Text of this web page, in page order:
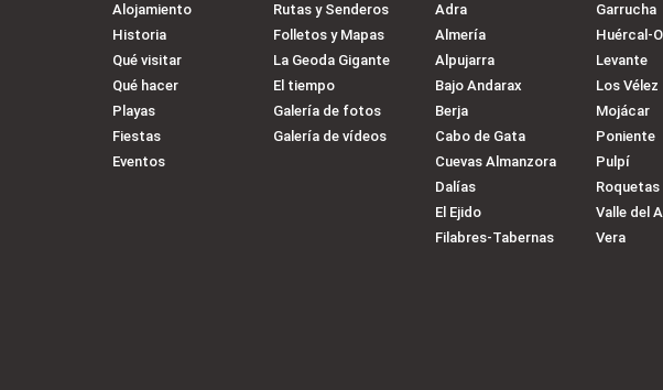
Alojamiento
Historia
Qué visitar
Qué hacer
Playas
Fiestas
Eventos
Rutas y Senderos
Folletos y Mapas
La Geoda Gigante
El tiempo
Galería de fotos
Galería de vídeos
Adra
Almería
Alpujarra
Bajo Andarax
Berja
Cabo de Gata
Cuevas Almanzora
Dalías
El Ejido
Filabres-Tabernas
Garrucha
Huércal-
Levante
Los Vélez
Mojácar
Poniente
Pulpí
Roquetas
Valle del
Vera